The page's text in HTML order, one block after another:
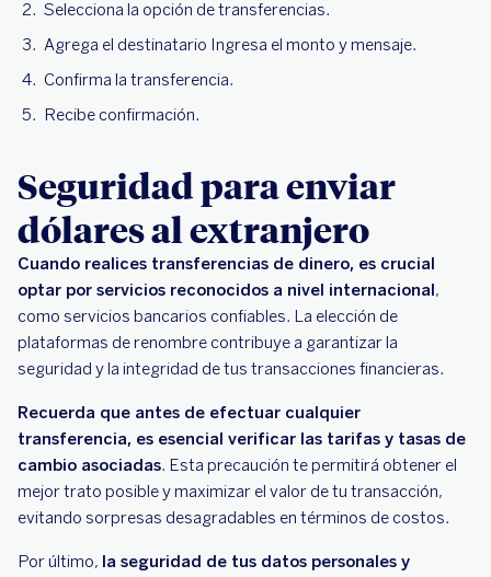
Selecciona la opción de transferencias.
Agrega el destinatario Ingresa el monto y mensaje.
Confirma la transferencia.
Recibe confirmación.
Seguridad para enviar
dólares al extranjero
Cuando realices transferencias de dinero, es crucial
optar por servicios reconocidos a nivel internacional,
como servicios bancarios confiables. La elección de
plataformas de renombre contribuye a garantizar la
seguridad y la integridad de tus transacciones financieras.
Recuerda que antes de efectuar cualquier
transferencia, es esencial verificar las tarifas y tasas de
cambio asociadas. Esta precaución te permitirá obtener el
mejor trato posible y maximizar el valor de tu transacción,
evitando sorpresas desagradables en términos de costos.
Por último, la seguridad de tus datos personales y